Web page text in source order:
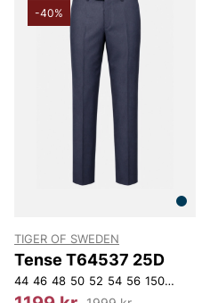
-40%
TIGER OF SWEDEN
Tense T64537 25D
44 46 48 50 52 54 56 150 152